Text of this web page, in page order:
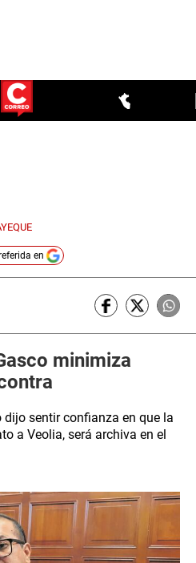
en
minimiza
dijo sentir confianza en que la
a Veolia, será archiva en el